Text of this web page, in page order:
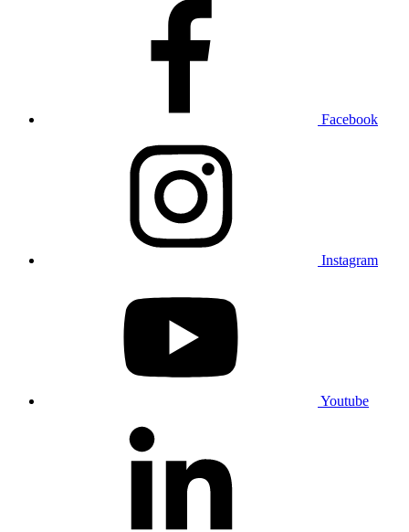
Facebook
Instagram
Youtube